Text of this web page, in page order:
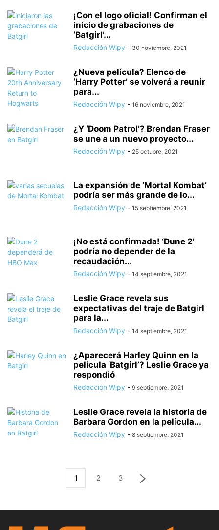
¡Con el logo oficial! Confirman el
inicio de grabaciones de
‘Batgirl’...
Redacción Wipy - 30 noviembre, 2021
¿Nueva película? Elenco de
‘Harry Potter’ se volverá a reunir
para...
Redacción Wipy - 16 noviembre, 2021
¿Y ‘Doom Patrol’? Brendan Fraser
se une a un nuevo proyecto...
Redacción Wipy - 25 octubre, 2021
La expansión de ‘Mortal Kombat’
podría ser más grande de lo...
Redacción Wipy - 15 septiembre, 2021
¡No está confirmada! ‘Dune 2’
podría no depender de la
recaudación...
Redacción Wipy - 14 septiembre, 2021
Leslie Grace revela sus
expectativas del traje de Batgirl
para la...
Redacción Wipy - 14 septiembre, 2021
¿Aparecerá Harley Quinn en la
película ‘Batgirl’? Leslie Grace ya
respondió
Redacción Wipy - 9 septiembre, 2021
Leslie Grace revela la historia de
Barbara Gordon en la película...
Redacción Wipy - 8 septiembre, 2021
1 2 3